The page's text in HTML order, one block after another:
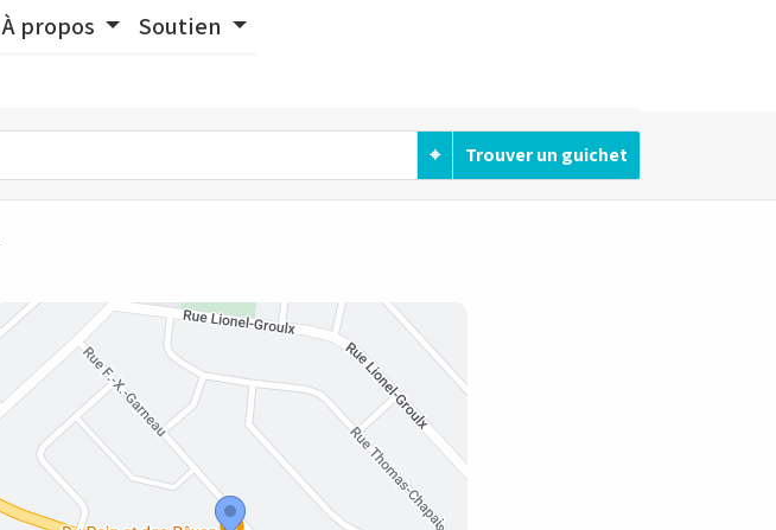
À propos
Soutien
⌖ Trouver un guichet